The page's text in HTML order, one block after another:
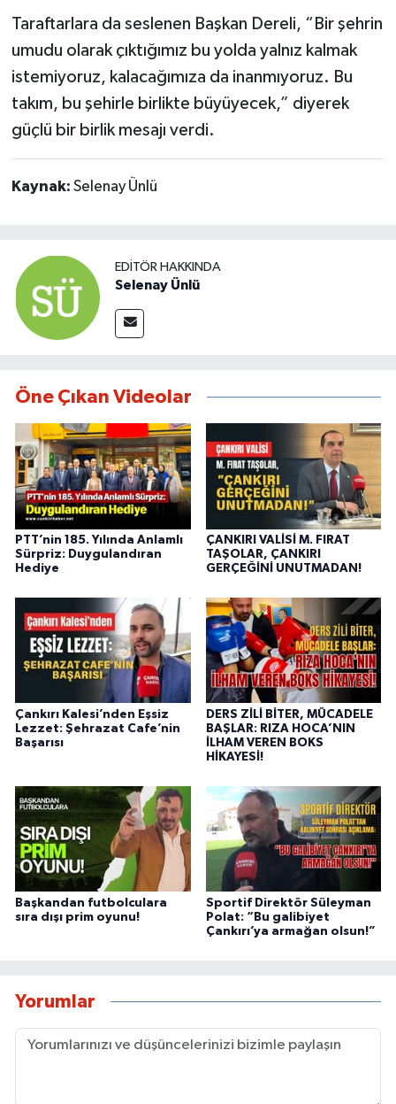
Taraftarlara da seslenen Başkan Dereli, “Bir şehrin
umudu olarak çıktığımız bu yolda yalnız kalmak
istemiyoruz, kalacağımıza da inanmıyoruz. Bu
takım, bu şehirle birlikte büyüyecek,” diyerek
güçlü bir birlik mesajı verdi.
Kaynak: Selenay Ünlü
EDITÖR HAKKINDA
Selenay Ünlü
Öne Çıkan Videolar
PTT’nin 185. Yılında Anlamlı
Sürpriz: Duygulandıran
Hediye
ÇANKIRI VALİSİ M. FIRAT
TAŞOLAR, ÇANKIRI
GERÇEĞİNİ UNUTMADAN!
Çankırı Kalesi’nden Eşsiz
Lezzet: Şehrazat Cafe’nin
Başarısı
DERS ZİLİ BİTER, MÜCADELE
BAŞLAR: RIZA HOCA’NIN
İLHAM VEREN BOKS
HİKAYESİ!
Başkandan futbolculara
sıra dışı prim oyunu!
Sportif Direktör Süleyman
Polat: “Bu galibiyet
Çankırı’ya armağan olsun!”
Yorumlar